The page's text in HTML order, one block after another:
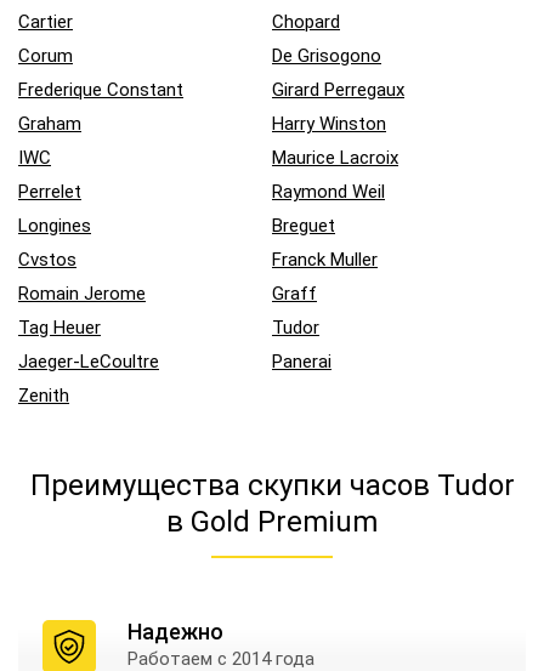
Cartier
Chopard
Corum
De Grisogono
Frederique Constant
Girard Perregaux
Graham
Harry Winston
IWC
Maurice Lacroix
Perrelet
Raymond Weil
Longines
Breguet
Cvstos
Franck Muller
Romain Jerome
Graff
Tag Heuer
Tudor
Jaeger-LeCoultre
Panerai
Zenith
Преимущества скупки часов Tudor
в Gold Premium
Надежно
Работаем с 2014 года